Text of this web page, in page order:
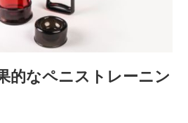
的なペニストレーニン